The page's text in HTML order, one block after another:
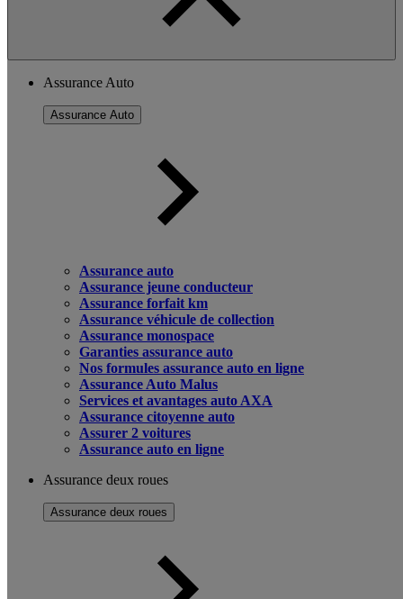
Assurance Auto
Assurance Auto
Assurance auto
Assurance jeune conducteur
Assurance forfait km
Assurance véhicule de collection
Assurance monospace
Garanties assurance auto
Nos formules assurance auto en ligne
Assurance Auto Malus
Services et avantages auto AXA
Assurance citoyenne auto
Assurer 2 voitures
Assurance auto en ligne
Assurance deux roues
Assurance deux roues